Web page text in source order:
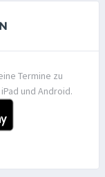
Termine zu
und Android.